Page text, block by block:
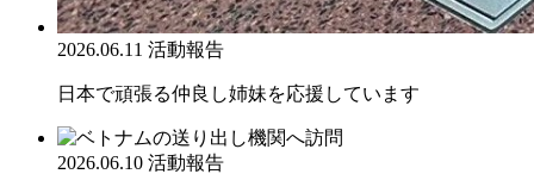
2026.06.11 活動報告
日本で頑張る仲良し姉妹を応援しています
2026.06.10 活動報告